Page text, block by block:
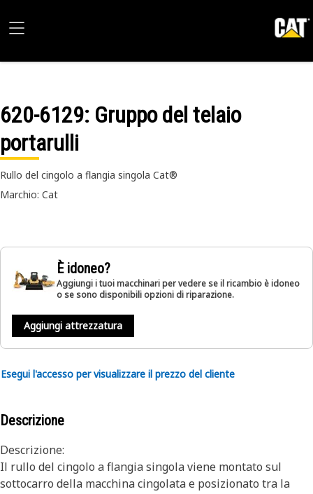
620-6129: Gruppo del telaio
portarulli
Rullo del cingolo a flangia singola Cat®
Marchio: Cat
È idoneo?
Aggiungi i tuoi macchinari per vedere se il ricambio è idoneo
o se sono disponibili opzioni di riparazione.
Aggiungi attrezzatura
Esegui l'accesso per visualizzare il prezzo del cliente
Descrizione
Descrizione:
Il rullo del cingolo a flangia singola viene montato sul
sottocarro della macchina cingolata e posizionato tra la